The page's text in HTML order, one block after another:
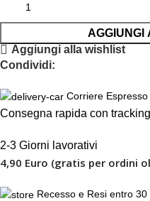
AGGIUNGI
Aggiungi alla wishlist
Condividi:
Corriere Espresso
Consegna rapida con
2-3 Giorni lavorativi
4,90 Euro (gratis per ordini
Recesso e Resi entro 30